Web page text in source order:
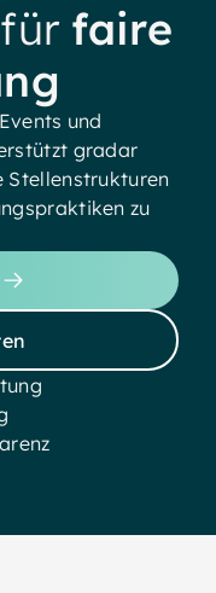
faire
und
gradar
zu